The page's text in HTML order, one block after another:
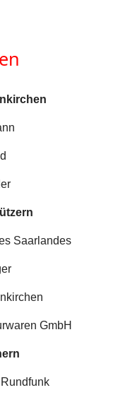
Saarlandes
GmbH